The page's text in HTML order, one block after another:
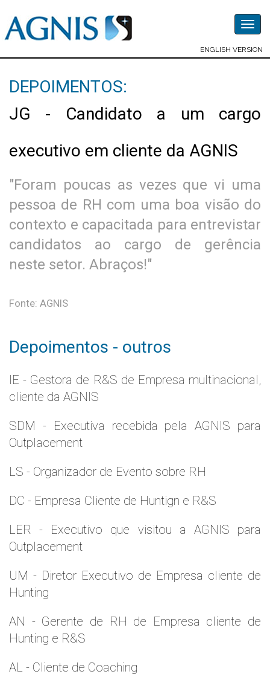
ENGLISH VERSION
DEPOIMENTOS:
JG - Candidato a um cargo
executivo em cliente da AGNIS
"Foram poucas as vezes que vi uma
pessoa de RH com uma boa visão do
contexto e capacitada para entrevistar
candidatos ao cargo de gerência
neste setor. Abraços!"
Fonte: AGNIS
Depoimentos - outros
IE - Gestora de R&S de Empresa multinacional,
cliente da AGNIS
SDM - Executiva recebida pela AGNIS para
Outplacement
LS - Organizador de Evento sobre RH
DC - Empresa Cliente de Huntign e R&S
LER - Executivo que visitou a AGNIS para
Outplacement
UM - Diretor Executivo de Empresa cliente de
Hunting
AN - Gerente de RH de Empresa cliente de
Hunting e R&S
AL - Cliente de Coaching